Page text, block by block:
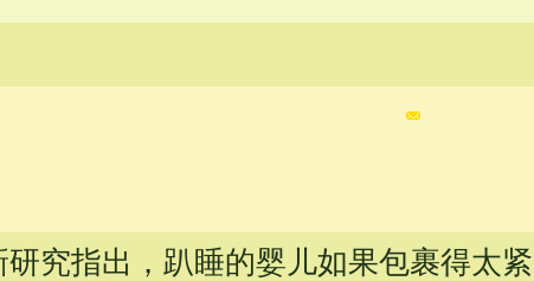
研究指出，趴睡的婴儿如果包裹得太